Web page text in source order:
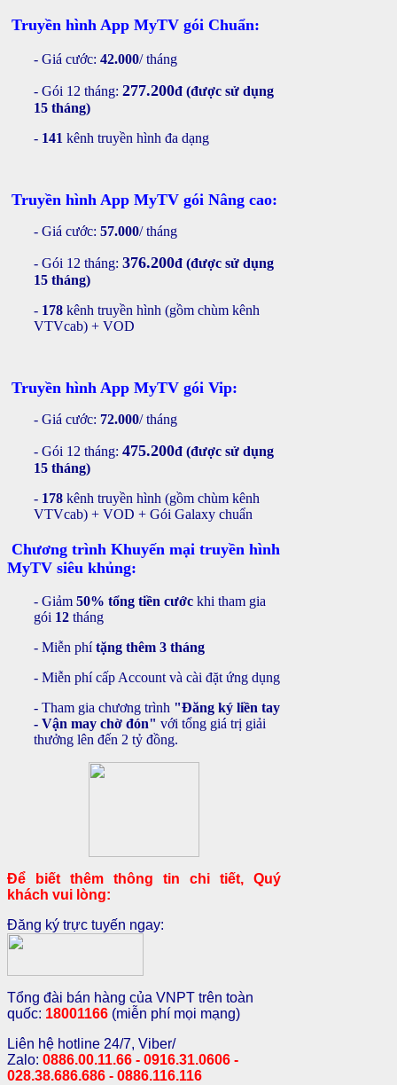
Truyền hình App MyTV gói Chuẩn:
- Giá cước: 42.000/ tháng
- Gói 12 tháng: 277.200đ (được sử dụng
15 tháng)
- 141 kênh truyền hình đa dạng
Truyền hình App MyTV gói Nâng cao:
- Giá cước: 57.000/ tháng
- Gói 12 tháng: 376.200đ (được sử dụng
15 tháng)
- 178 kênh truyền hình (gồm chùm kênh
VTVcab) + VOD
Truyền hình App MyTV gói Vip:
- Giá cước: 72.000/ tháng
- Gói 12 tháng: 475.200đ (được sử dụng
15 tháng)
- 178 kênh truyền hình (gồm chùm kênh
VTVcab) + VOD + Gói Galaxy chuẩn
Chương trình Khuyến mại truyền hình
MyTV siêu khủng:
- Giảm 50% tổng tiền cước khi tham gia
gói 12 tháng
- Miễn phítặng thêm 3 tháng
- Miễn phí cấp Account và cài đặt ứng dụng
- Tham gia chương trình "Đăng ký liền tay
- Vận may chờ đón" với tổng giá trị giải
thưởng lên đến 2 tỷ đồng.
Để biết thêm thông tin chi tiết, Quý
khách vui lòng:
Đăng ký trực tuyến ngay:
Tổng đài bán hàng của VNPT trên toàn
quốc: 18001166 (miễn phí mọi mạng)
Liên hệ hotline 24/7, Viber/
Zalo: 0886.00.11.66 - 0916.31.0606 -
028.38.686.686 - 0886.116.116